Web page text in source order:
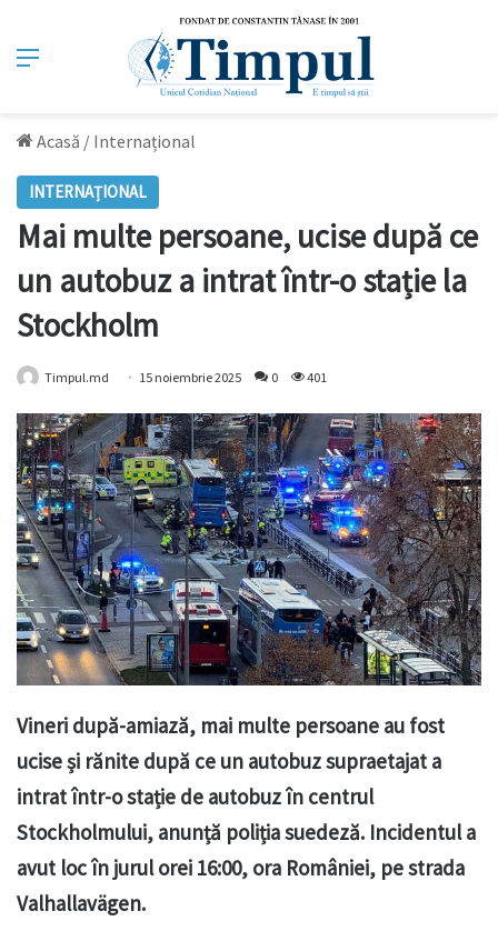
Meniu
Acasă / Internațional
INTERNAȚIONAL
Mai multe persoane, ucise după ce
un autobuz a intrat într-o stație la
Stockholm
Timpul.md 15 noiembrie 2025 0 401
Vineri după-amiază, mai multe persoane au fost
ucise și rănite după ce un autobuz supraetajat a
intrat într-o stație de autobuz în centrul
Stockholmului, anunță poliția suedeză. Incidentul a
avut loc în jurul orei 16:00, ora României, pe strada
Valhallavägen.